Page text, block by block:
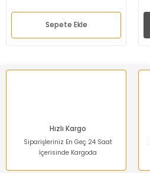
Sepete Ekle
Hızlı Kargo
Siparişleriniz En Geç 24 Saat
İçerisinde Kargoda